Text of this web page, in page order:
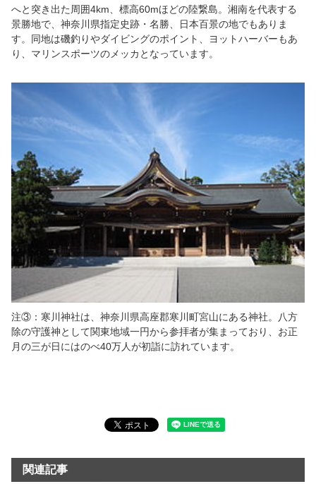
へと突き出た周囲4km、標高60mほどの陸繋島。湘南を代表する
景勝地で、神奈川県指定史跡・名勝、日本百景の地でもありま
す。同地は磯釣りやダイビングのポイント、ヨットハーバーもあ
り、マリンスポーツのメッカとなっています。
注③：寒川神社は、神奈川県高座郡寒川町宮山にある神社。八方
除の守護神として関東地域一円から参拝者が集まっており、お正
月の三が日にはのべ40万人が初詣に訪れています。
関連記事